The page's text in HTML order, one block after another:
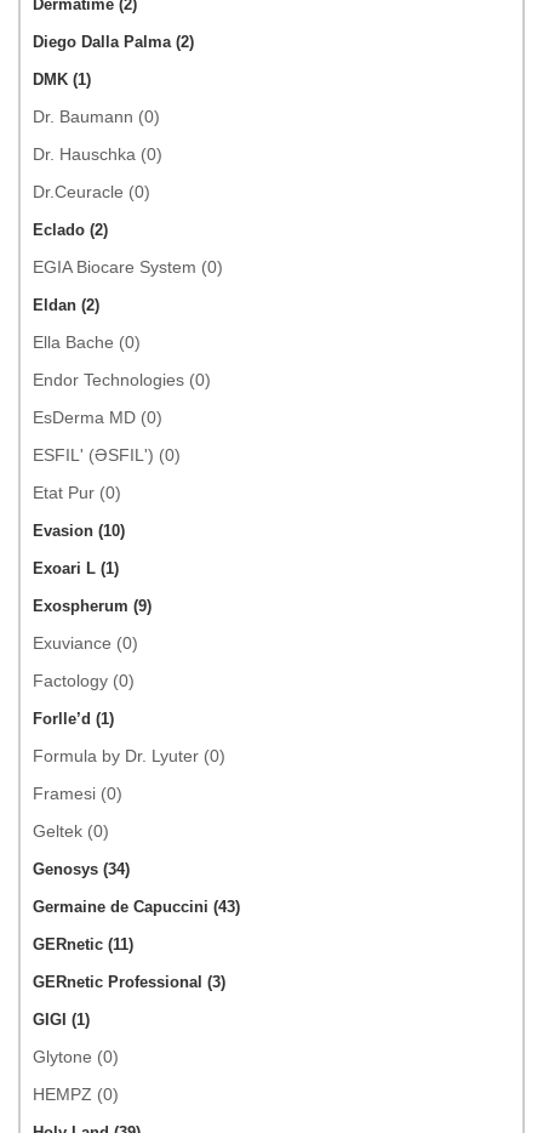
Dermatime (2)
Diego Dalla Palma (2)
DMK (1)
Dr. Baumann (0)
Dr. Hauschka (0)
Dr.Ceuracle (0)
Eclado (2)
EGIA Biocare System (0)
Eldan (2)
Ella Bache (0)
Endor Technologies (0)
EsDerma MD (0)
ESFIL' (ƏSFIL') (0)
Etat Pur (0)
Evasion (10)
Exoari L (1)
Exospherum (9)
Exuviance (0)
Factology (0)
Forlle’d (1)
Formula by Dr. Lyuter (0)
Framesi (0)
Geltek (0)
Genosys (34)
Germaine de Capuccini (43)
GERnetic (11)
GERnetic Professional (3)
GIGI (1)
Glytone (0)
HEMPZ (0)